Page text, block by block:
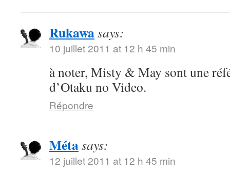
Rukawasays:
10 juillet 2011 at 12 h 45 min
à noter, Misty & May sont une
d’Otaku no Video.
Répondre
Métasays:
12 juillet 2011 at 12 h 45 min